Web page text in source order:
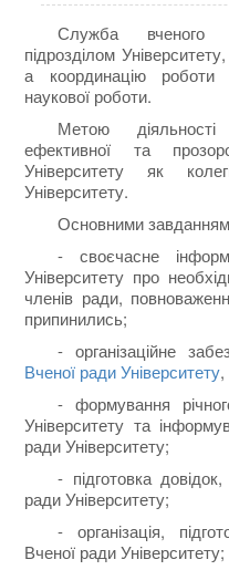
Служба вченого
підрозділом
а координацію роботи
наукової роботи.
Метою
ефективної та
Університету як
Університету.
Основними
- своєчасне
Університету про
членів ради,
припинились;
- організаційне
Вченої ради Університету,
- формування
Університету та
ради Університету;
- підготовка
ради Університету;
- організація,
Вченої ради Університету;